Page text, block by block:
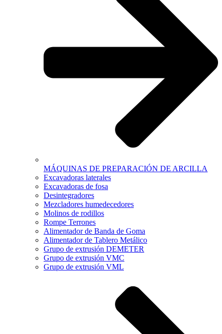
MÁQUINAS DE PREPARACIÓN DE ARCILLA
Excavadoras laterales
Excavadoras de fosa
Desintegradores
Mezcladores humedecedores
Molinos de rodillos
Rompe Terrones
Alimentador de Banda de Goma
Alimentador de Tablero Metálico
Grupo de extrusión DEMETER
Grupo de extrusión VMC
Grupo de extrusión VML